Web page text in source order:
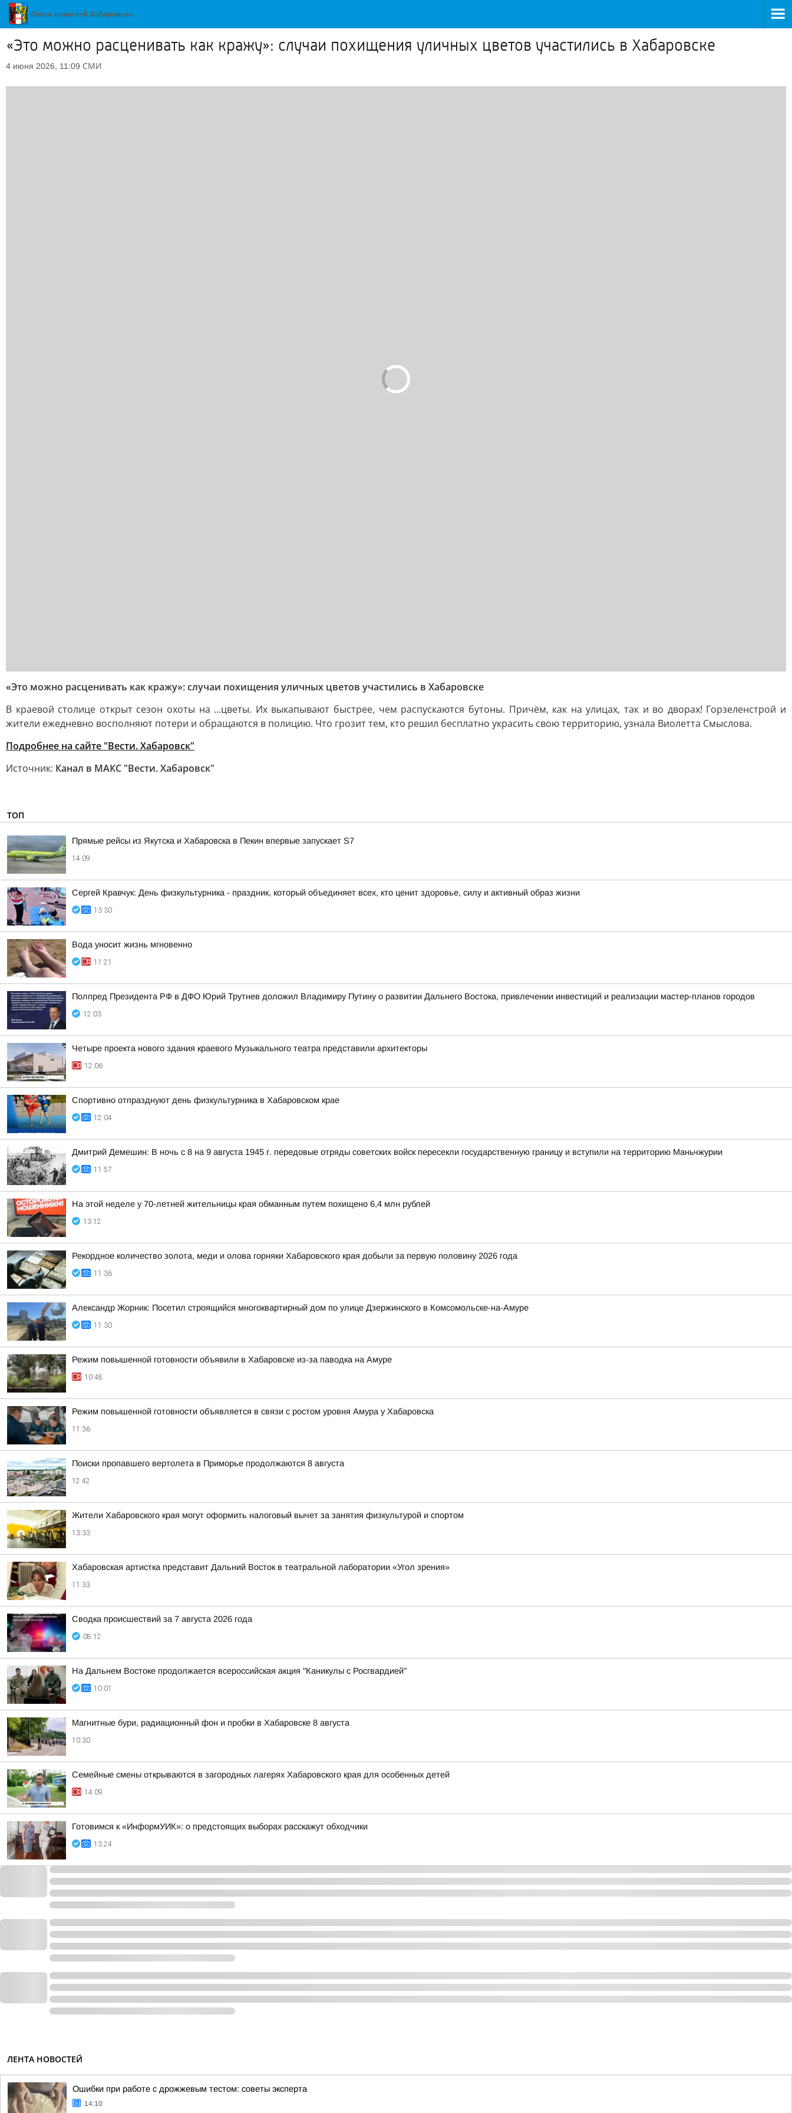
«Это можно расценивать как кражу»: случаи похищения уличных цветов участились в Хабаровске
4 июня 2026, 11:09 СМИ
«Это можно расценивать как кражу»: случаи похищения уличных цветов участились в Хабаровске
В краевой столице открыт сезон охоты на …цветы. Их выкапывают быстрее, чем распускаются бутоны. Причём, как на улицах, так и во дворах! Горзеленстрой и
жители ежедневно восполняют потери и обращаются в полицию. Что грозит тем, кто решил бесплатно украсить свою территорию, узнала Виолетта Смыслова.
Подробнее на сайте "Вести. Хабаровск"
Источник: Канал в МАКС "Вести. Хабаровск"
ТОП
Прямые рейсы из Якутска и Хабаровска в Пекин впервые запускает S7
14:09
Сергей Кравчук: День физкультурника - праздник, который объединяет всех, кто ценит здоровье, силу и активный образ жизни
13:30
Вода уносит жизнь мгновенно
11:21
Полпред Президента РФ в ДФО Юрий Трутнев доложил Владимиру Путину о развитии Дальнего Востока, привлечении инвестиций и реализации мастер-планов городов
12:03
Четыре проекта нового здания краевого Музыкального театра представили архитекторы
12:06
Спортивно отпразднуют день физкультурника в Хабаровском крае
12:04
Дмитрий Демешин: В ночь с 8 на 9 августа 1945 г. передовые отряды советских войск пересекли государственную границу и вступили на территорию Маньчжурии
11:57
На этой неделе у 70-летней жительницы края обманным путем похищено 6,4 млн рублей
13:12
Рекордное количество золота, меди и олова горняки Хабаровского края добыли за первую половину 2026 года
11:36
Александр Жорник: Посетил строящийся многоквартирный дом по улице Дзержинского в Комсомольске-на-Амуре
11:30
Режим повышенной готовности объявили в Хабаровске из-за паводка на Амуре
10:48
Режим повышенной готовности объявляется в связи с ростом уровня Амура у Хабаровска
11:36
Поиски пропавшего вертолета в Приморье продолжаются 8 августа
12:42
Жители Хабаровского края могут оформить налоговый вычет за занятия физкультурой и спортом
13:33
Хабаровская артистка представит Дальний Восток в театральной лаборатории «Угол зрения»
11:33
Сводка происшествий за 7 августа 2026 года
08:12
На Дальнем Востоке продолжается всероссийская акция "Каникулы с Росгвардией"
10:01
Магнитные бури, радиационный фон и пробки в Хабаровске 8 августа
10:30
Семейные смены открываются в загородных лагерях Хабаровского края для особенных детей
14:09
Готовимся к «ИнформУИК»: о предстоящих выборах расскажут обходчики
13:24
ЛЕНТА НОВОСТЕЙ
Ошибки при работе с дрожжевым тестом: советы эксперта
14:10